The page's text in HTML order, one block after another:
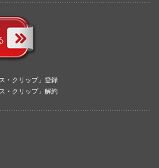
・クリップ」登録
・クリップ」解約